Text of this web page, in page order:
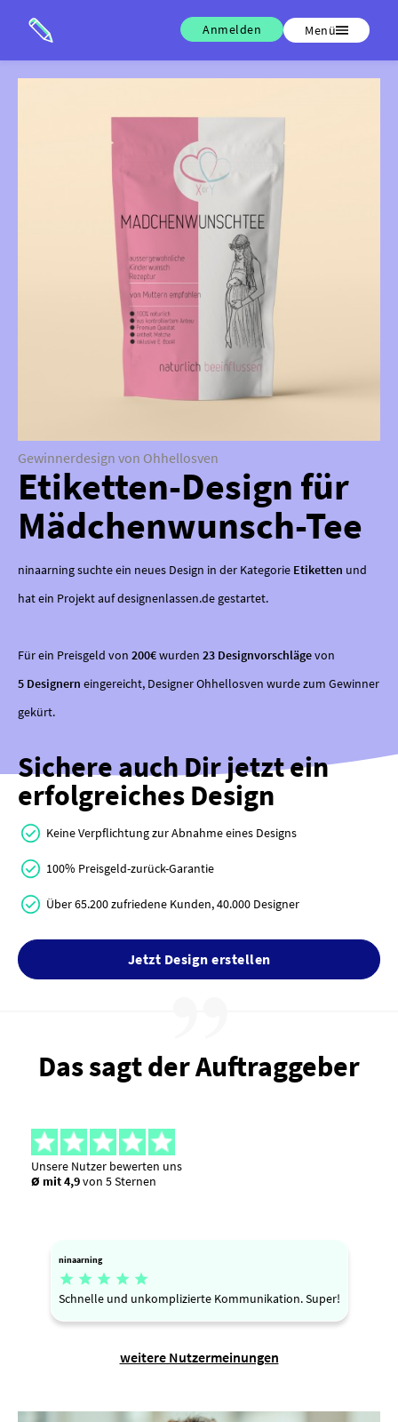
Anmelden Menü
Gewinnerdesign von Ohhellosven
Etiketten-Design für
Mädchenwunsch-Tee
ninaarning suchte ein neues Design in der Kategorie Etiketten und
hat ein Projekt auf designenlassen.de gestartet.
Für ein Preisgeld von 200€wurden 23 Designvorschlägevon
5 Designern eingereicht, Designer Ohhellosven wurde zum Gewinner
gekürt.
Sichere auch Dir jetzt ein
erfolgreiches Design
Keine Verpflichtung zur Abnahme eines Designs
100% Preisgeld-zurück-Garantie
Über 65.200 zufriedene Kunden, 40.000 Designer
Jetzt Design erstellen
Das sagt der Auftraggeber
Unsere Nutzer bewerten uns
Ø mit 4,9von 5 Sternen
ninaarning
    
Schnelle und unkomplizierte Kommunikation. Super!
weitere Nutzermeinungen